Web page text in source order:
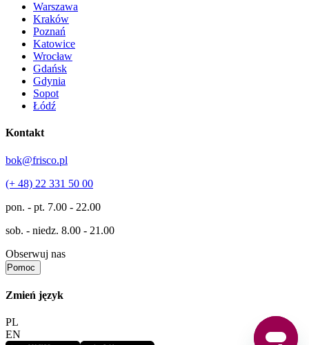
Warszawa
Kraków
Poznań
Katowice
Wrocław
Gdańsk
Gdynia
Sopot
Łódź
Kontakt
bok@frisco.pl
(+ 48) 22 331 50 00
pon. - pt. 7.00 - 22.00
sob. - niedz. 8.00 - 21.00
Obserwuj nas
Pomoc
Zmień język
PL
EN